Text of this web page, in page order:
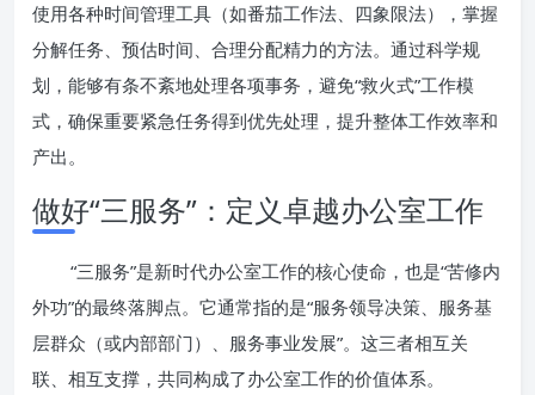
使用各种时间管理工具（如番茄工作法、四象限法），掌握
分解任务、预估时间、合理分配精力的方法。通过科学规
划，能够有条不紊地处理各项事务，避免“救火式”工作模
式，确保重要紧急任务得到优先处理，提升整体工作效率和
产出。
做好“三服务”：定义卓越办公室工作
“三服务”是新时代办公室工作的核心使命，也是“苦修内
外功”的最终落脚点。它通常指的是“服务领导决策、服务基
层群众（或内部部门）、服务事业发展”。这三者相互关
联、相互支撑，共同构成了办公室工作的价值体系。